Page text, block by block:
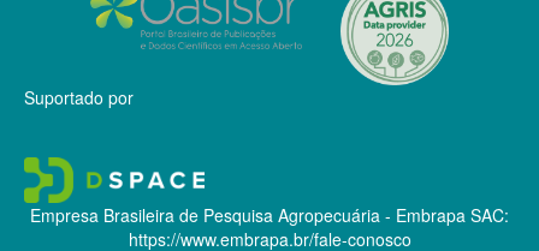
Suportado por
Empresa Brasileira de Pesquisa Agropecuária - Embrapa SAC:
https://www.embrapa.br/fale-conosco